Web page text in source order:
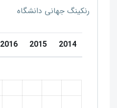
رنکینگ جهانی دانشگاه
2014
2015
2016